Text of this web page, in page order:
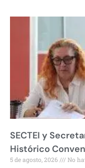
SECTEI y
Histórico
5 de agosto, 2026 No